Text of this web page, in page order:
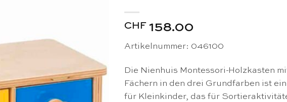
CHF 158.00
Artikelnummer: 046100
Die Nienhuis Montessori-Holzkasten
Fächern in den drei Grundfarben ist ein
für Kleinkinder, das für